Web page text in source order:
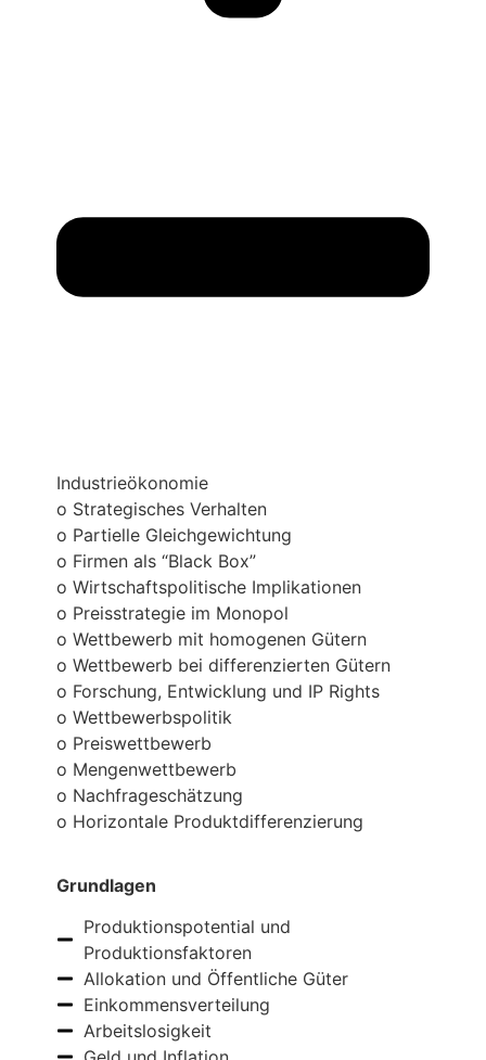
Industrieökonomie
o Strategisches Verhalten
o Partielle Gleichgewichtung
o Firmen als “Black Box”
o Wirtschaftspolitische Implikationen
o Preisstrategie im Monopol
o Wettbewerb mit homogenen Gütern
o Wettbewerb bei differenzierten Gütern
o Forschung, Entwicklung und IP Rights
o Wettbewerbspolitik
o Preiswettbewerb
o Mengenwettbewerb
o Nachfrageschätzung
o Horizontale Produktdifferenzierung
Grundlagen
Produktionspotential und
Produktionsfaktoren
Allokation und Öffentliche Güter
Einkommensverteilung
Arbeitslosigkeit